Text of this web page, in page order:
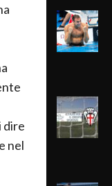
dire
nel